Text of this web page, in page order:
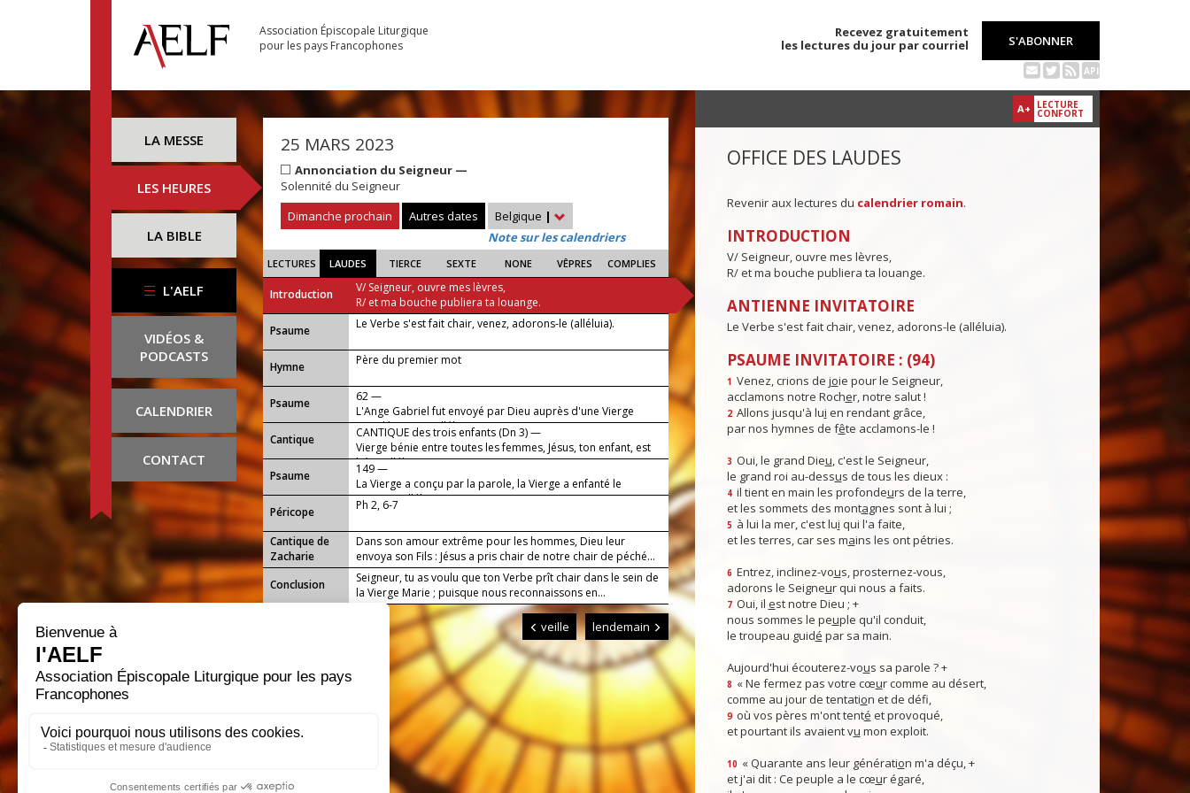
Association Épiscopale Liturgique
pour les pays Francophones
Recevez gratuitement
les lectures du jour par courriel
S'ABONNER
API
LA MESSE
LES HEURES
LA BIBLE
L'AELF
VIDÉOS &
PODCASTS
CALENDRIER
CONTACT
25 MARS 2023
Annonciation du Seigneur —
Solennité du Seigneur
Dimanche prochain
Autres dates Belgique |
Note sur les calendriers
LECTURES LAUDES TIERCE SEXTE NONE VÊPRES COMPLIES
Introduction
V/ Seigneur, ouvre mes lèvres,
R/ et ma bouche publiera ta louange.
Psaume
Le Verbe s'est fait chair, venez, adorons-le (alléluia).
Hymne Père du premier mot
Psaume
62 —
L'Ange Gabriel fut envoyé par Dieu auprès d'une Vierge
appelée Marie (alléluia).
Cantique
CANTIQUE des trois enfants (Dn 3) —
Vierge bénie entre toutes les femmes, Jésus, ton enfant, est
béni (alléluia).
Psaume
149 —
La Vierge a conçu par la parole, la Vierge a enfanté le
Sauveur (alléluia).
Péricope
Ph 2, 6-7
Cantique de
Zacharie
Dans son amour extrême pour les hommes, Dieu leur
envoya son Fils : Jésus a pris chair de notre chair de péché...
Conclusion
Seigneur, tu as voulu que ton Verbe prît chair dans le sein de
la Vierge Marie ; puisque nous reconnaissons en...
veille lendemain
A+ LECTURE
CONFORT
OFFICE DES LAUDES
Revenir aux lectures du calendrier romain.
INTRODUCTION
V/ Seigneur, ouvre mes lèvres,
R/ et ma bouche publiera ta louange.
ANTIENNE INVITATOIRE
Le Verbe s'est fait chair, venez, adorons-le (alléluia).
PSAUME INVITATOIRE : (94)
1 Venez, crions de joie pour le Seigneur,
acclamons notre Rocher, notre salut !
2 Allons jusqu'à lui en rendant grâce,
par nos hymnes de fête acclamons-le !
3 Oui, le grand Dieu, c'est le Seigneur,
le grand roi au-dessus de tous les dieux :
4 il tient en main les profondeurs de la terre,
et les sommets des montagnes sont à lui ;
5 à lui la mer, c'est lui qui l'a faite,
et les terres, car ses mains les ont pétries.
6 Entrez, inclinez-vous, prosternez-vous,
adorons le Seigneur qui nous a faits.
7 Oui, il est notre Dieu ; +
nous sommes le peuple qu'il conduit,
le troupeau guidé par sa main.
Aujourd'hui écouterez-vous sa parole ? +
8 « Ne fermez pas votre cœur comme au désert,
comme au jour de tentation et de défi,
9 où vos pères m'ont tenté et provoqué,
et pourtant ils avaient vu mon exploit.
10 « Quarante ans leur génération m'a déçu, +
et j'ai dit : Ce peuple a le cœur égaré,